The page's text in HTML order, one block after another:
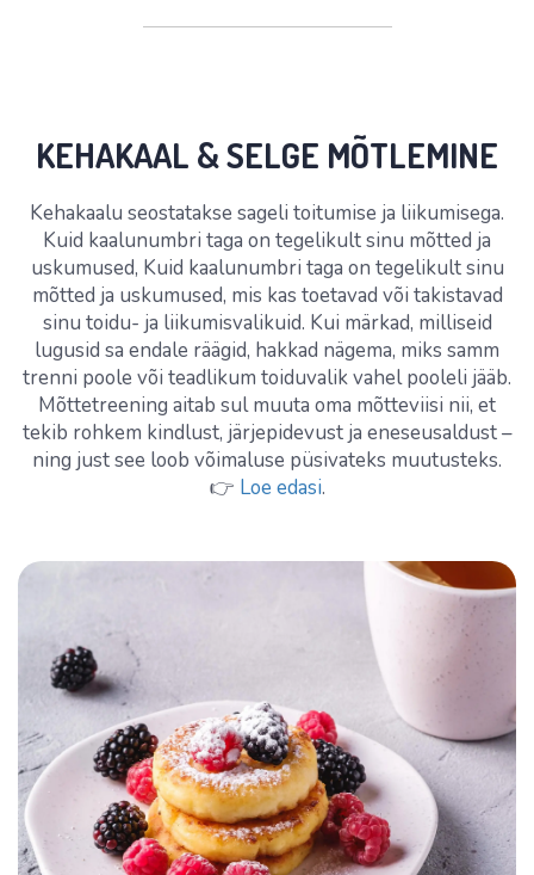
KEHAKAAL & SELGE MÕTLEMINE
Kehakaalu seostatakse sageli toitumise ja liikumisega.
Kuid kaalunumbri taga on tegelikult sinu mõtted ja
uskumused, Kuid kaalunumbri taga on tegelikult sinu
mõtted ja uskumused, mis kas toetavad või takistavad
sinu toidu- ja liikumisvalikuid. Kui märkad, milliseid
lugusid sa endale räägid, hakkad nägema, miks samm
trenni poole või teadlikum toiduvalik vahel pooleli jääb.
Mõttetreening aitab sul muuta oma mõtteviisi nii, et
tekib rohkem kindlust, järjepidevust ja eneseusaldust –
ning just see loob võimaluse püsivateks muutusteks.
👉 Loe edasi.